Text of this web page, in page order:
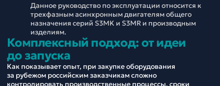
Данное руководство по эксплуатации относится к
трехфазным асинхронным двигателям общего
назначения серий S3MK и S3MR и производным
изделиям.
Комплексный подход: от идеи
до запуска
Как показывает опыт, при закупке оборудования
за рубежом российским заказчикам сложно
контролировать производственные процессы, сроки